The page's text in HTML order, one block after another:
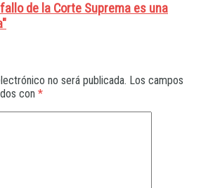
de la Corte Suprema es una
no será publicada. Los campos
con *